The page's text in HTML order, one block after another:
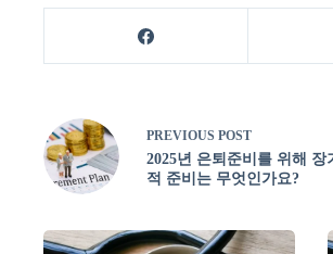
PREVIOUS POST
2025년 은퇴준비를 위해 장
적 준비는 무엇인가요?